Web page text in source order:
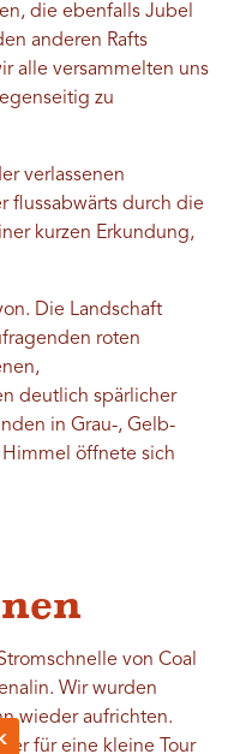
die ebenfalls Jubel
anderen Rafts
alle versammelten uns
zu
verlassenen
flussabwärts durch die
kurzen Erkundung,
Die Landschaft
roten
deutlich spärlicher
in Grau-, Gelb-
öffnete sich
von Coal
Wir wurden
wieder aufrichten.
für eine kleine Tour